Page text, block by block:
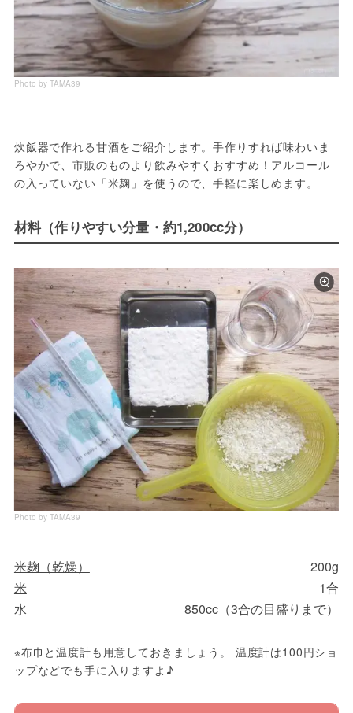
Photo by TAMA39
炊飯器で作れる甘酒をご紹介します。手作りすれば味わいま
ろやかで、市販のものより飲みやすくおすすめ！アルコール
の入っていない「米麹」を使うので、手軽に楽しめます。
材料（作りやすい分量・約1,200cc分）
Photo by TAMA39
米麹（乾燥）
200g
米
1合
水
850cc（3合の目盛りまで）
※布巾と温度計も用意しておきましょう。 温度計は100円ショ
ップなどでも手に入りますよ♪